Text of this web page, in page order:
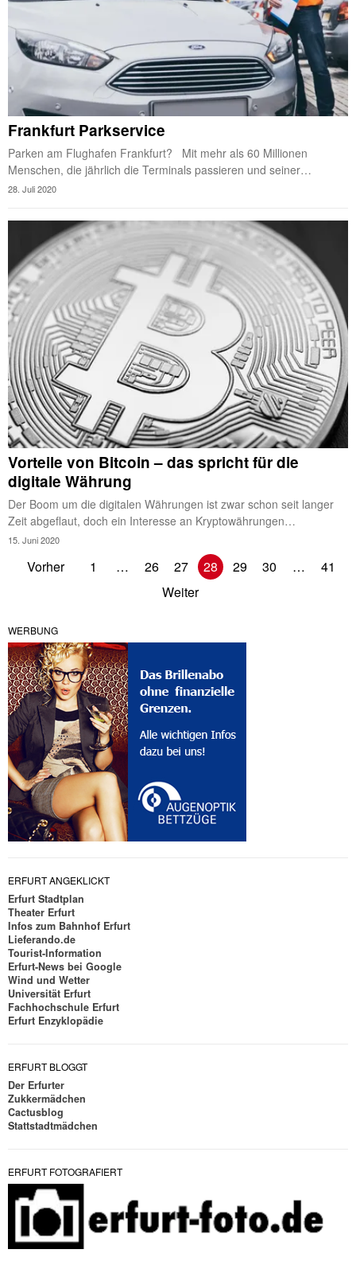
Frankfurt Parkservice
Parken am Flughafen Frankfurt? Mit mehr als 60 Millionen
Menschen, die jährlich die Terminals passieren und seiner…
28. Juli 2020
Vorteile von Bitcoin – das spricht für die
digitale Währung
Der Boom um die digitalen Währungen ist zwar schon seit langer
Zeit abgeflaut, doch ein Interesse an Kryptowährungen…
15. Juni 2020
Vorher 1 … 26 27 28 29 30 …
41
Weiter
WERBUNG
ERFURT ANGEKLICKT
Erfurt Stadtplan
Theater Erfurt
Infos zum Bahnhof Erfurt
Lieferando.de
Tourist-Information
Erfurt-News bei Google
Wind und Wetter
Universität Erfurt
Fachhochschule Erfurt
Erfurt Enzyklopädie
ERFURT BLOGGT
Der Erfurter
Zukkermädchen
Cactusblog
Stattstadtmädchen
ERFURT FOTOGRAFIERT